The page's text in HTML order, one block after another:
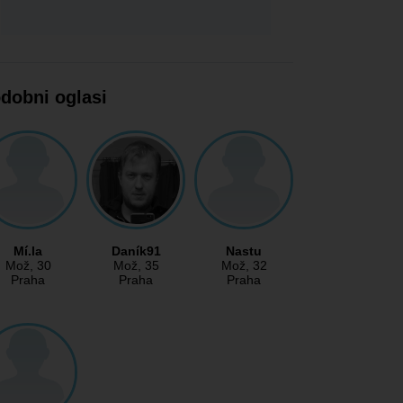
oglasi
Mí.la
Mož, 30
Praha
Daník91
Mož, 35
Praha
Nastu
Mož, 32
Praha